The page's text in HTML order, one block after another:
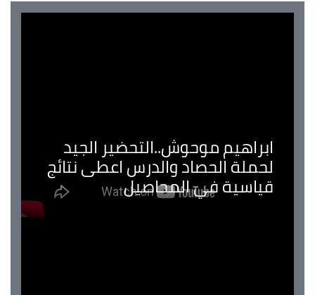
ابراهيم موحوش..التحضير الجيد
لحملة الحصاد والدرس اعطى نتائج
قياسية في المحاصيل